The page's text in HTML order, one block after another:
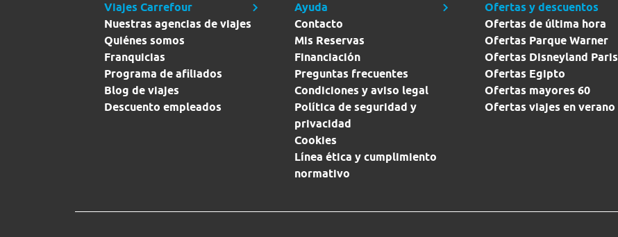
Viajes Carrefour
Nuestras agencias de viajes
Quiénes somos
Franquicias
Programa de afiliados
Blog de viajes
Descuento empleados
Ayuda
Contacto
Mis Reservas
Financiación
Preguntas frecuentes
Condiciones y aviso legal
Política de seguridad y
privacidad
Cookies
Línea ética y cumplimiento
normativo
Ofertas y descuentos
Ofertas de última hora
Ofertas Parque Warner
Ofertas Disneyland Paris
Ofertas Egipto
Ofertas mayores 60
Ofertas viajes en verano